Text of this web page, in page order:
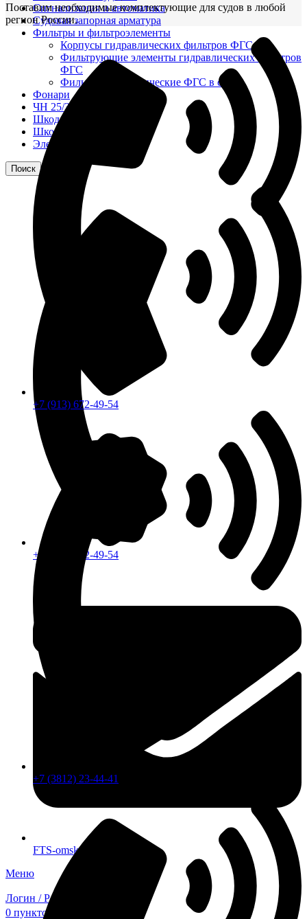
Сигнализация и автоматика
Судовая запорная арматура
Фильтры и фильтроэлементы
Корпусы гидравлических фильтров ФГС
Фильтрующие элементы гидравлических фильтров
ФГС
Фильтры гидравлические ФГС в сборе
Фонари
ЧН 25/34
Шкода 6S-160
Шкода-275
Электродвигатели
Поиск
+7 (913) 672-49-54
FTS-omsk@mail.ru
Меню
Логин / Регистрация
0 пунктов
Поставим необходимые комплектующие для судов в любой
регион России.
+7 (913) 672-49-54
+7 (3812) 23-44-41